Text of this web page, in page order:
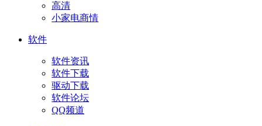
高清
小家电商情
软件
软件资讯
软件下载
驱动下载
软件论坛
QQ频道